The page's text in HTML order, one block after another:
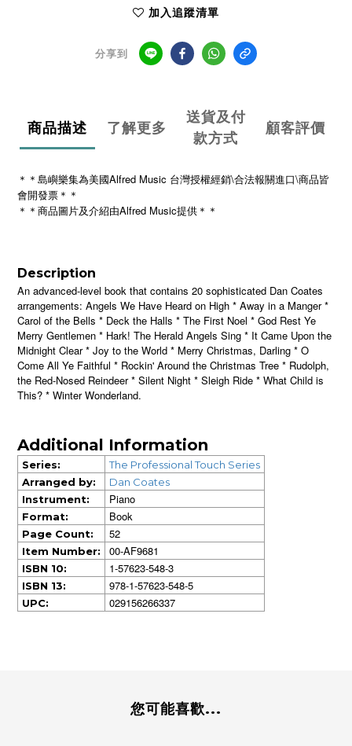
加入追蹤清單
分享到
商品描述 了解更多
送貨及付
款方式
顧客評價
＊＊島嶼樂集為美國Alfred Music 台灣授權經銷\合法報關進口\商品皆
會開發票＊＊
＊＊商品圖片及介紹由Alfred Music提供＊＊
Description
An advanced-level book that contains 20 sophisticated Dan Coates
arrangements: Angels We Have Heard on High * Away in a Manger *
Carol of the Bells * Deck the Halls * The First Noel * God Rest Ye
Merry Gentlemen * Hark! The Herald Angels Sing * It Came Upon the
Midnight Clear * Joy to the World * Merry Christmas, Darling * O
Come All Ye Faithful * Rockin' Around the Christmas Tree * Rudolph,
the Red-Nosed Reindeer * Silent Night * Sleigh Ride * What Child is
This? * Winter Wonderland.
Additional Information
Series:
The Professional Touch Series
Arranged by:
Dan Coates
Instrument:
Piano
Format: Book
Page Count: 52
Item Number: 00-AF9681
ISBN 10: 1-57623-548-3
ISBN 13: 978-1-57623-548-5
UPC: 029156266337
您可能喜歡...